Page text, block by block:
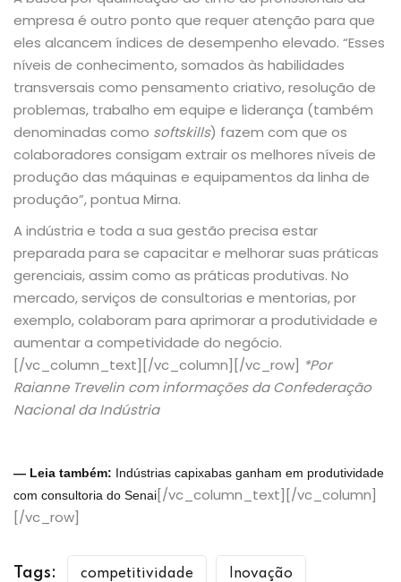
empresa é outro ponto que requer atenção para que
eles alcancem índices de desempenho elevado. “Esses
níveis de conhecimento, somados às habilidades
transversais como pensamento criativo, resolução de
problemas, trabalho em equipe e liderança (também
denominadas como softskills) fazem com que os
colaboradores consigam extrair os melhores níveis de
produção das máquinas e equipamentos da linha de
produção”, pontua Mirna.
A indústria e toda a sua gestão precisa estar
preparada para se capacitar e melhorar suas práticas
gerenciais, assim como as práticas produtivas. No
mercado, serviços de consultorias e mentorias, por
exemplo, colaboram para aprimorar a produtividade e
aumentar a competividade do negócio.
[/vc_column_text][/vc_column][/vc_row] *Por
Raianne Trevelin com informações da Confederação
Nacional da Indústria
— Leia também: Indústrias capixabas ganham em produtividade
com consultoria do Senai[/vc_column_text][/vc_column]
[/vc_row]
Tags: competitividade Inovação